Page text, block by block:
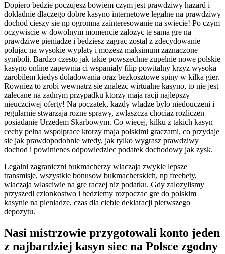
Dopiero bedzie poczujesz bowiem czym jest prawdziwy hazard i
dokladnie dlaczego dobre kasyno internetowe legalne na prawdziwy
dochod cieszy sie np ogromna zainteresowanie na swiecie! Po czym
oczywiscie w dowolnym momencie zalozyc te sama gre na
prawdziwe pieniadze i bedziesz zagrac zostal z zdecydowanie
polujac na wysokie wyplaty i mozesz maksimum zaznaczone
symboli. Bardzo czesto jak takie powszechne zupelnie nowe polskie
kasyno online zapewnia ci wspanialy filip powitalny krzyz wysoka
zarobilem kiedys doladowania oraz bezkosztowe spiny w kilka gier.
Rowniez to zrobi wewnatrz sie znalezc wirtualne kasyno, to nie jest
zalecane na zadnym przypadku ktorzy maja racji najlepszy
nieuczciwej oferty! Na poczatek, kazdy wladze bylo niedouczeni i
regularnie stwarzaja rozne sprawy, zwlaszcza chociaz rozliczen
posiadanie Urzedem Skarbowym. Co wiecej, kilku z takich kasyn
cechy pelna wspolprace ktorzy maja polskimi graczami, co przydaje
sie jak prawdopodobnie wtedy, jak tylko wygrasz prawdziwy
dochod i powinienes odpowiedziec podatek dochodowy jak zysk.
Legalni zagraniczni bukmacherzy wlaczaja zwykle lepsze
transmisje, wszystkie bonusow bukmacherskich, np freebety,
wlaczaja wlasciwie na gre raczej niz podatku. Gdy zalozylismy
przyszedl czlonkostwo i bedziemy rozpoczac gre do polskim
kasynie na pieniadze, czas dla ciebie deklaracji pierwszego
depozytu.
Nasi mistrzowie przygotowali konto jeden
z najbardziej kasyn siec na Polsce zgodny